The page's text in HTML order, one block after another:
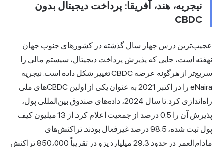
نیجریه، هند، آفریقا: پرداخت دیجیتال بدون
CBDC
عجیب‌ترین درس چهار سال گذشته در کشورهای جنوب جهان
نهفته است، جایی که پذیرش پرداخت دیجیتال، سیستم مالی را
سریع‌تر از هرگونه عرضه CBDC تغییر شکل داده است. نیجریه
eNaira را در اکتبر 2021 به عنوان یکی از اولین CBDCهای ملی
راه‌اندازی کرد. تا سال 2024، داده‌های صندوق بین‌المللی پول،
پذیرش آن را 0.5 درصد از جمعیت اعلام کرد. از 13 میلیون کیف
پول ثبت شده، 98.5 درصد غیرفعال بودند. تراکنش‌های
مادام‌العمر در حدود 29.3 میلیارد پزو در تقریباً 850،000 تراکنش